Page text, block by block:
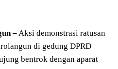
–Aksi demonstrasi ratusan
di gedung DPRD
bentrok dengan aparat